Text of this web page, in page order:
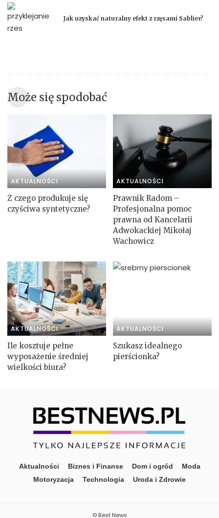
Jak uzyskać naturalny efekt z rzęsami Sablier?
Może się spodobać
AKTUALNOŚCI
Z czego produkuje się
czyściwa syntetyczne?
AKTUALNOŚCI
Prawnik Radom –
Profesjonalna pomoc
prawna od Kancelarii
Adwokackiej Mikołaj
Wachowicz
AKTUALNOŚCI
Ile kosztuje pełne
wyposażenie średniej
wielkości biura?
AKTUALNOŚCI
Szukasz idealnego
pierścionka?
Aktualności Biznes i Finanse Dom i ogród
Moda
Motoryzacja
Technologia Uroda i Zdrowie
© Best News